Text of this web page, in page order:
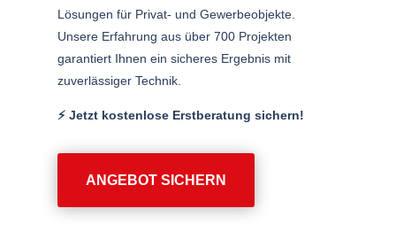
Lösungen für Privat- und Gewerbeobjekte.
Unsere Erfahrung aus über 700 Projekten
garantiert Ihnen ein sicheres Ergebnis mit
zuverlässiger Technik.
⚡️ Jetzt kostenlose Erstberatung sichern!
ANGEBOT SICHERN